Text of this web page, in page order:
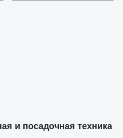
и посадочная техника